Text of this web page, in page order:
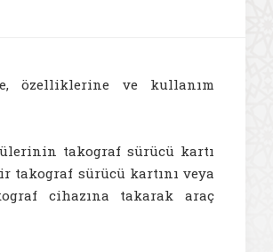
özelliklerine ve kullanım
takograf sürücü kartı
takograf sürücü kartını veya
cihazına takarak araç